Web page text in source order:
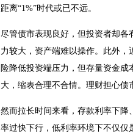
距离“1%”时代或已不远。
尽管债市表现良好，但投资者却
力较大，资产端难以操作。此外
险降低投资端压力，但存量资金成
大，缩表合理不合情。理财担心
然而拉长时间来看，存款利率下降
率过快下行，低利率环境下不仅仅